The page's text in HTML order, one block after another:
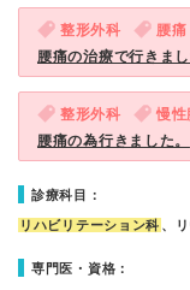
整形外科 腰痛
腰痛の治療で行きまし
整形外科 慢性
腰痛の為行きました。
診療科目：
リハビリテーション科 、
専門医・資格：